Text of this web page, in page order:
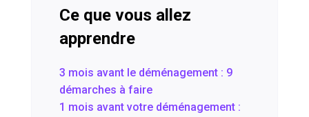
Ce que vous allez
apprendre
3 mois avant le déménagement : 9
démarches à faire
1 mois avant votre déménagement :